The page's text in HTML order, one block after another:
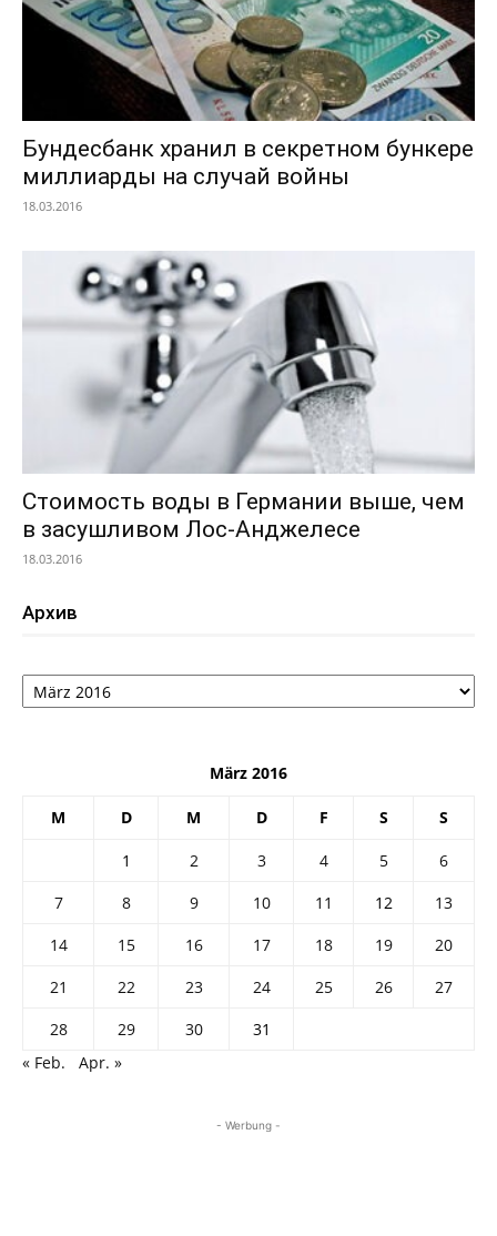
Бундесбанк хранил в секретном бункере
миллиарды на случай войны
18.03.2016
Стоимость воды в Германии выше, чем
в засушливом Лос-Анджелесе
18.03.2016
Архив
Архив
März 2016
M D M D F S S
1 2 3 4 5
6
7
8 9 10 11 12
13
14
15 16 17 18 19
20
21
22 23 24 25 26
27
28
29 30
31
« Feb.
Apr. »
- Werbung -